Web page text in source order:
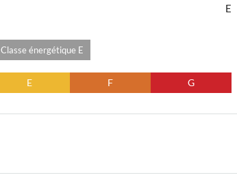
E
| Classe énergétique E
E F G